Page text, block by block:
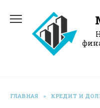
содержанию
ГЛАВНАЯ » КРЕДИТ И